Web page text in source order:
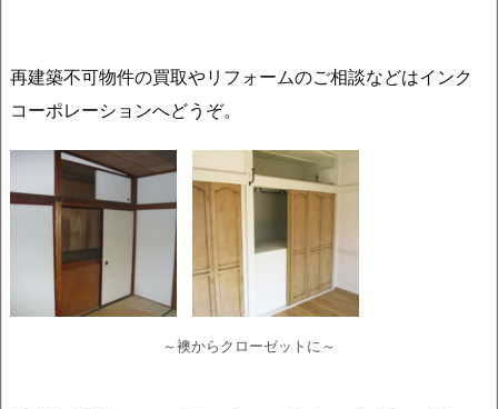
再建築不可物件の買取やリフォームのご相談などはインク
コーポレーションへどうぞ。
～襖からクローゼットに～